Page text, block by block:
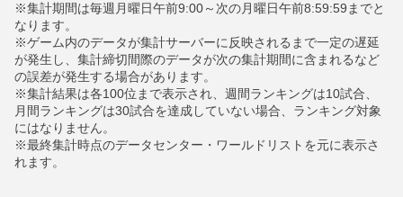
※集計期間は毎週月曜日午前9:00～次の月曜日午前8:59:59までと
なります。
※ゲーム内のデータが集計サーバーに反映されるまで一定の遅延
が発生し、集計締切間際のデータが次の集計期間に含まれるなど
の誤差が発生する場合があります。
※集計結果は各100位まで表示され、週間ランキングは10試合、
月間ランキングは30試合を達成していない場合、ランキング対象
にはなりません。
※最終集計時点のデータセンター・ワールドリストを元に表示さ
れます。